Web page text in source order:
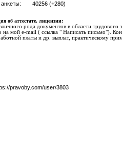
40256 (+280)
об аттестате, лицензии:
рода документов в области трудового
на мой e-mail ( ссылка " Написать письмо").
платы и др. выплат, практическому
pravoby.com/user/3803